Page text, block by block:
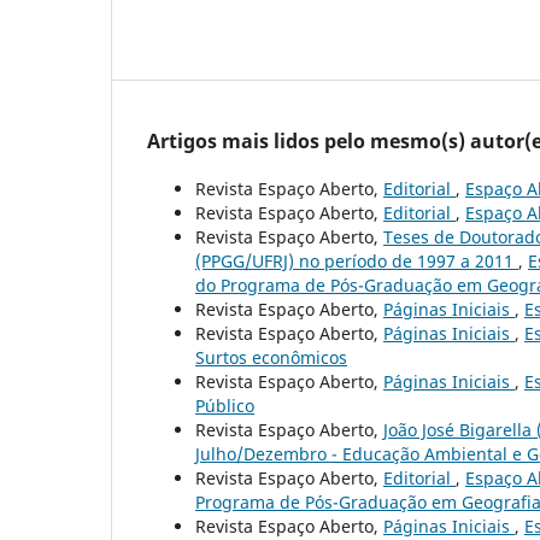
Artigos mais lidos pelo mesmo(s)
Revista Espaço Aberto, Editorial , Espaço
Revista Espaço Aberto, Editorial , Espaço
Revista Espaço Aberto, Teses de
(PPGG/UFRJ) no período de 1997 a 2011 ,
do Programa de Pós-Graduação em
Revista Espaço Aberto, Páginas Iniciais ,
Revista Espaço Aberto, Páginas Iniciais ,
Surtos econômicos
Revista Espaço Aberto, Páginas Iniciais ,
Público
Revista Espaço Aberto, João José
Julho/Dezembro - Educação Ambiental e
Revista Espaço Aberto, Editorial , Espaço
Programa de Pós-Graduação em
Revista Espaço Aberto, Páginas Iniciais ,